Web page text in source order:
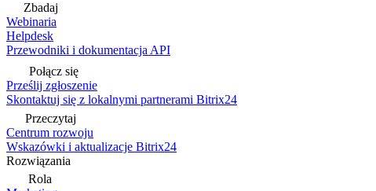
Zbadaj
Webinaria
Helpdesk
Przewodniki i dokumentacja API
Połącz się
Prześlij zgłoszenie
Skontaktuj się z lokalnymi partnerami Bitrix24
Przeczytaj
Centrum rozwoju
Wskazówki i aktualizacje Bitrix24
Rozwiązania
Rola